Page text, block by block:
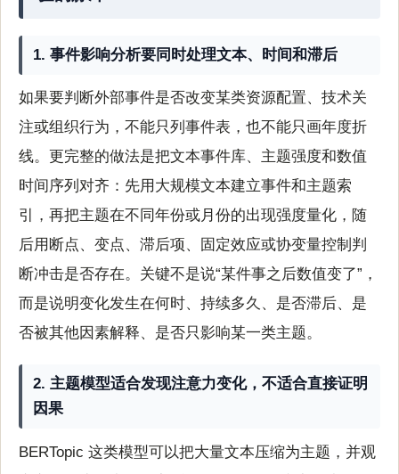
1. 事件影响分析要同时处理文本、时间和滞后
如果要判断外部事件是否改变某类资源配置、技术关
注或组织行为，不能只列事件表，也不能只画年度折
线。更完整的做法是把文本事件库、主题强度和数值
时间序列对齐：先用大规模文本建立事件和主题索
引，再把主题在不同年份或月份的出现强度量化，随
后用断点、变点、滞后项、固定效应或协变量控制判
断冲击是否存在。关键不是说“某件事之后数值变了”，
而是说明变化发生在何时、持续多久、是否滞后、是
否被其他因素解释、是否只影响某一类主题。
2. 主题模型适合发现注意力变化，不适合直接证明
因果
BERTopic 这类模型可以把大量文本压缩为主题，并观